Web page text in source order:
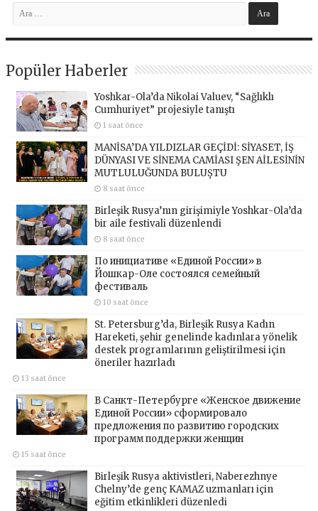
Popüler Haberler
Yoshkar-Ola’da Nikolai Valuev, “Sağlıklı
Cumhuriyet” projesiyle tanıştı
1 saat önce
MANİSA’DA YILDIZLAR GEÇİDİ: SİYASET, İŞ
DÜNYASI VE SİNEMA CAMİASI ŞEN AİLESİNİN
MUTLULUĞUNDA BULUŞTU
8 saat önce
Birleşik Rusya’nın girişimiyle Yoshkar-Ola’da
bir aile festivali düzenlendi
8 saat önce
По инициативе «Единой России» в
Йошкар-Оле состоялся семейный
фестиваль
10 saat önce
St. Petersburg’da, Birleşik Rusya Kadın
Hareketi, şehir genelinde kadınlara yönelik
destek programlarının geliştirilmesi için
öneriler hazırladı
13 saat önce
В Санкт-Петербурге «Женское движение
Единой России» сформировало
предложения по развитию городских
программ поддержки женщин
15 saat önce
Birleşik Rusya aktivistleri, Naberezhnye
Chelny’de genç KAMAZ uzmanları için
eğitim etkinlikleri düzenledi